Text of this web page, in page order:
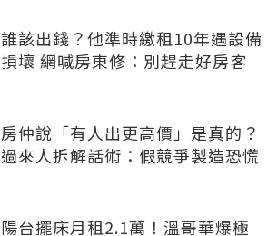
誰該出錢？他準時繳租10年遇設備
損壞 網喊房東修：別趕走好房客
房仲說「有人出更高價」是真的？
過來人拆解話術：假競爭製造恐慌
陽台擺床月租2.1萬！溫哥華爆極